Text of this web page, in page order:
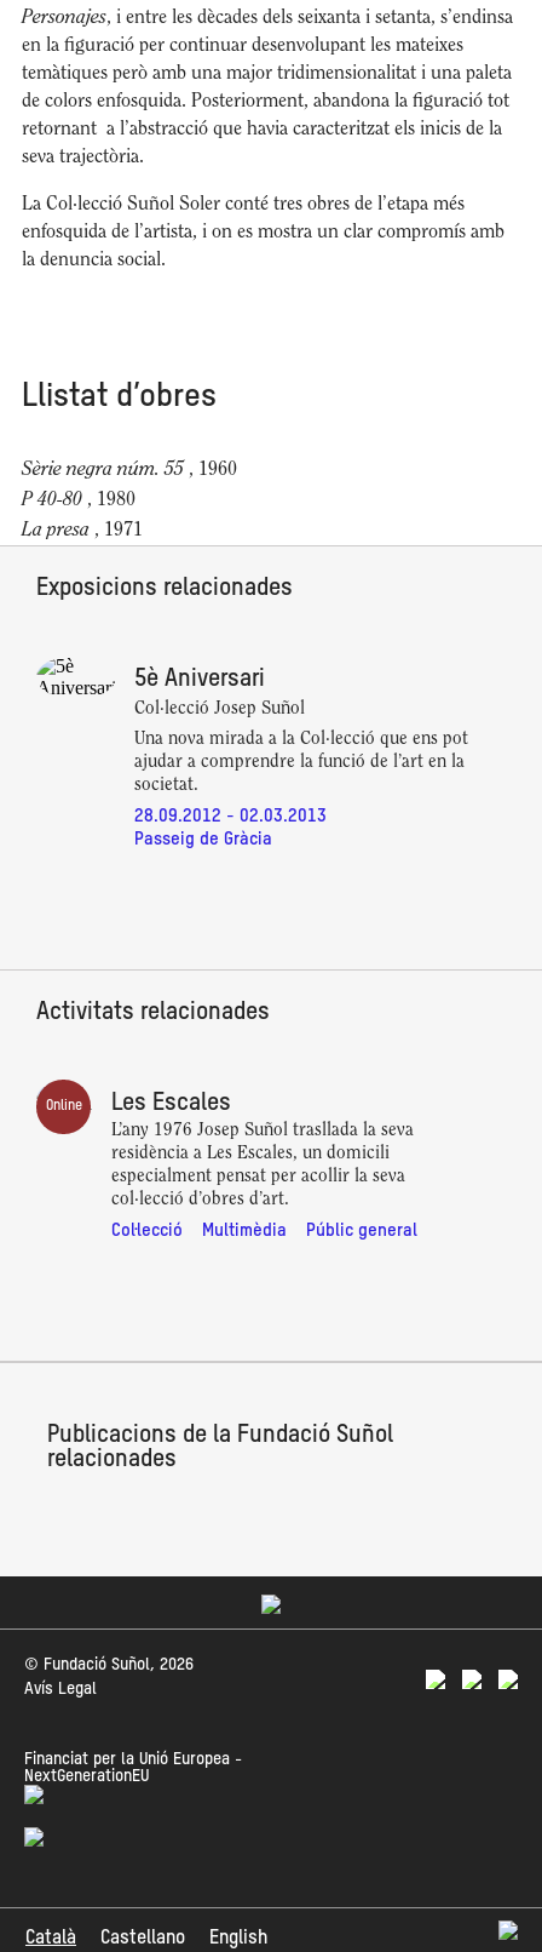
Personajes, i entre les dècades dels seixanta i setanta, s’endinsa
en la figuració per continuar desenvolupant les mateixes
temàtiques però amb una major tridimensionalitat i una paleta
de colors enfosquida. Posteriorment, abandona la figuració tot
retornant a l’abstracció que havia caracteritzat els inicis de la
seva trajectòria.
La Col·lecció Suñol Soler conté tres obres de l’etapa més
enfosquida de l’artista, i on es mostra un clar compromís amb
la denuncia social.
Llistat d’obres
Sèrie negra núm. 55 , 1960
P 40-80 , 1980
La presa , 1971
Exposicions relacionades
5è Aniversari
Col·lecció Josep Suñol
Una nova mirada a la Col·lecció que ens pot
ajudar a comprendre la funció de l’art en la
societat.
28.09.2012 - 02.03.2013
Passeig de Gràcia
Activitats relacionades
Online Les Escales
L’any 1976 Josep Suñol trasllada la seva
residència a Les Escales, un domicili
especialment pensat per acollir la seva
col·lecció d’obres d’art.
Col·lecció
Multimèdia Públic general
Publicacions de la Fundació Suñol
relacionades
© Fundació Suñol, 2026
Avís Legal
Financiat per la Unió Europea -
NextGenerationEU
Català Castellano English